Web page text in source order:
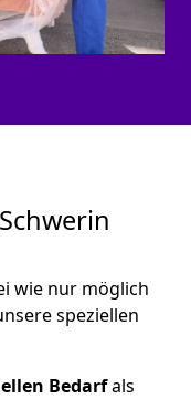
wie nur möglich
speziellen
Bedarfals